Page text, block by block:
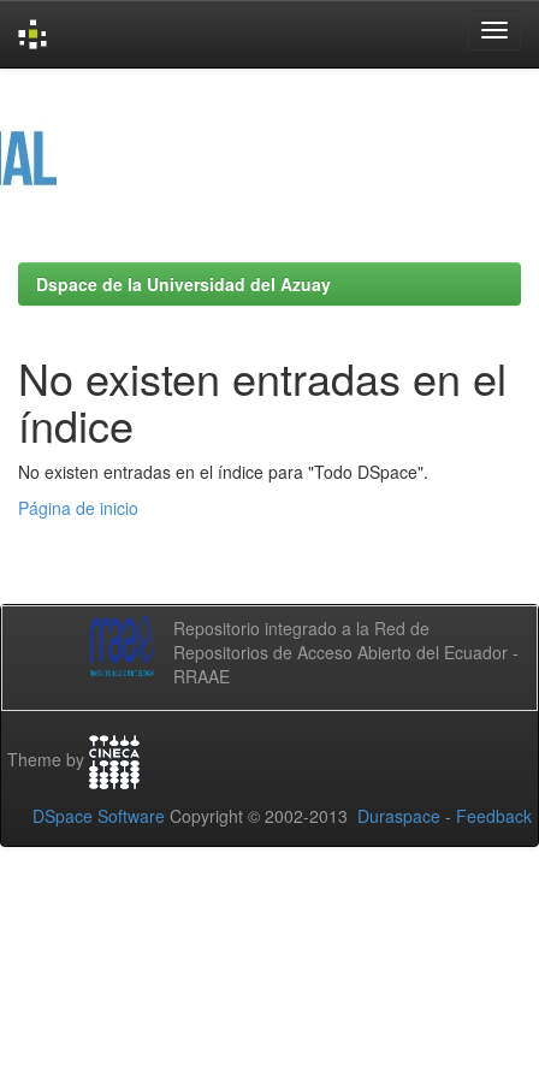
Dspace de la Universidad del Azuay
No existen entradas en el
índice
No existen entradas en el índice para "Todo DSpace".
Página de inicio
Repositorio integrado a la Red de
Repositorios de Acceso Abierto del Ecuador -
RRAAE
Theme by
DSpace Software Copyright © 2002-2013 Duraspace - Feedback